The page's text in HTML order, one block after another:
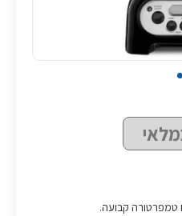
קבועה.